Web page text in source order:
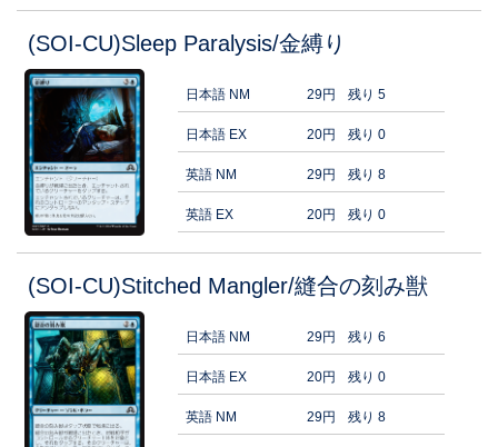
(SOI-CU)Sleep Paralysis/金縛り
日本語 NM 29円 残り 5
日本語 EX 20円 残り 0
英語 NM 29円 残り 8
英語 EX 20円 残り 0
(SOI-CU)Stitched Mangler/縫合の刻み獣
日本語 NM 29円 残り 6
日本語 EX 20円 残り 0
英語 NM 29円 残り 8